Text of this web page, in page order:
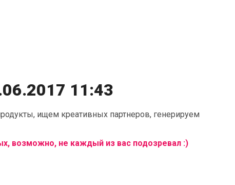
11:43
ищем креативных партнеров, генерируем
возможно, не каждый из вас подозревал :)